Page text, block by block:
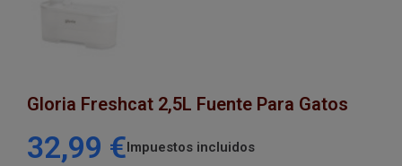
Gloria Freshcat 2,5L Fuente Para Gatos
32,99 € Impuestos incluidos